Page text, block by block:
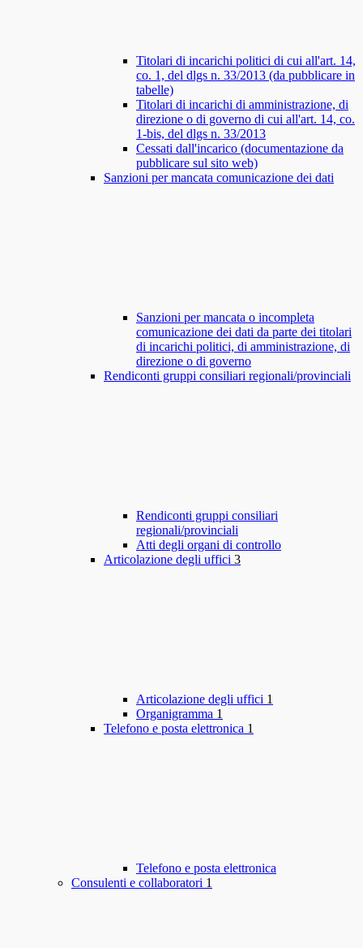
Titolari di incarichi politici di cui all'art. 14,
co. 1, del dlgs n. 33/2013 (da pubblicare in
tabelle)
Titolari di incarichi di amministrazione, di
direzione o di governo di cui all'art. 14, co.
1-bis, del dlgs n. 33/2013
Cessati dall'incarico (documentazione da
pubblicare sul sito web)
Sanzioni per mancata comunicazione dei dati
Sanzioni per mancata o incompleta
comunicazione dei dati da parte dei titolari
di incarichi politici, di amministrazione, di
direzione o di governo
Rendiconti gruppi consiliari regionali/provinciali
Rendiconti gruppi consiliari
regionali/provinciali
Atti degli organi di controllo
Articolazione degli uffici 3
Articolazione degli uffici 1
Organigramma 1
Telefono e posta elettronica 1
Telefono e posta elettronica
Consulenti e collaboratori 1